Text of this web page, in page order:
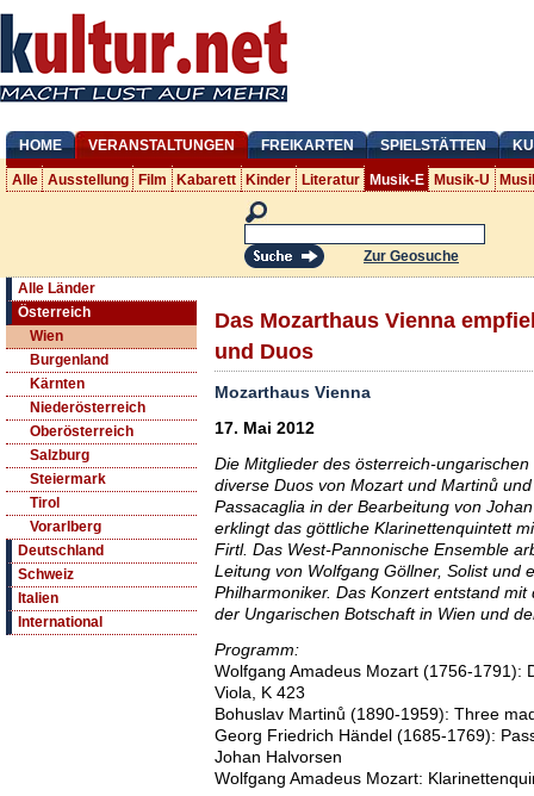
HOME VERANSTALTUNGEN FREIKARTEN SPIELSTÄTTEN
Alle Ausstellung Film Kabarett Kinder Literatur Musik-E Musik-U
Zur Geosuche
Alle Länder
Österreich
Wien
Burgenland
Kärnten
Niederösterreich
Oberösterreich
Salzburg
Steiermark
Tirol
Vorarlberg
Deutschland
Schweiz
Italien
International
Das Mozarthaus Vienna
und Duos
Mozarthaus Vienna
17. Mai 2012
Die Mitglieder des österreich-
diverse Duos von Mozart und Martinů
Passacaglia in der Bearbeitung von
erklingt das göttliche Klarinettenquintett
Firtl. Das West-Pannonische Ensemble
Leitung von Wolfgang Göllner, Solist und
Philharmoniker. Das Konzert entstand
der Ungarischen Botschaft in Wien und
Programm:
Wolfgang Amadeus Mozart (1756-1791):
Viola, K 423
Bohuslav Martinů (1890-1959): Three
Georg Friedrich Händel (1685-1769):
Johan Halvorsen
Wolfgang Amadeus Mozart: